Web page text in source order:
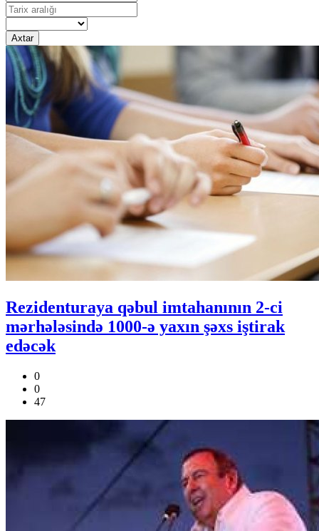
Axtar
Rezidenturaya qəbul imtahanının 2-ci
mərhələsində 1000-ə yaxın şəxs iştirak
edəcək
0
0
47